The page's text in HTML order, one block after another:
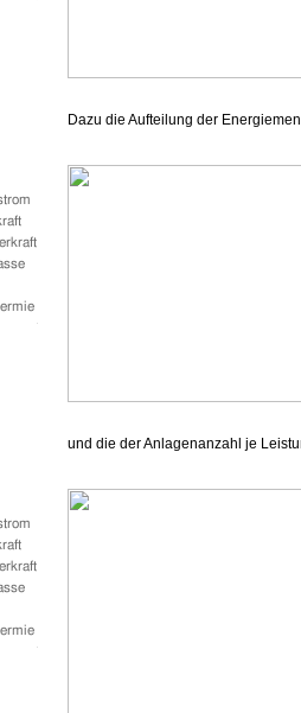
Dazu die Aufteilung der
und die der Anlagenanzahl je